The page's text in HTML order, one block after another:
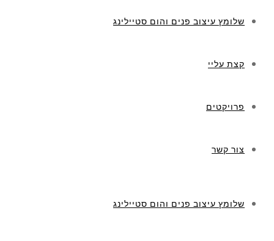
שלומץ עיצוב פנים והום סטיילינג
קצת עליי
פרויקטים
צור קשר
שלומץ עיצוב פנים והום סטיילינג